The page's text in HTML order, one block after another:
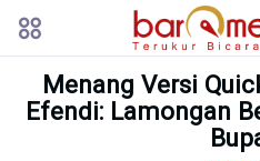
Menang Versi
Efendi: Lamongan